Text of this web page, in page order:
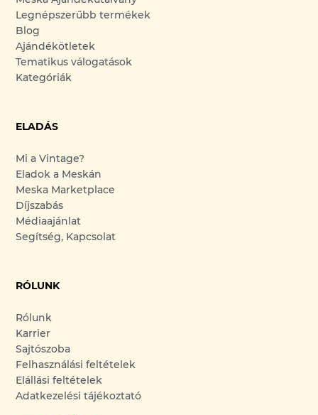
Legnépszerűbb termékek
Blog
Ajándékötletek
Tematikus válogatások
Kategóriák
ELADÁS
Mi a Vintage?
Eladok a Meskán
Meska Marketplace
Díjszabás
Médiaajánlat
Segítség, Kapcsolat
RÓLUNK
Rólunk
Karrier
Sajtószoba
Felhasználási feltételek
Elállási feltételek
Adatkezelési tájékoztató